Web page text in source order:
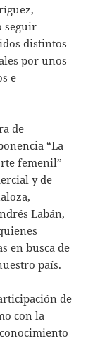
seguir
distintos
por unos
e
de
“La
femenil”
y de
Labán,
en busca de
país.
de
con la